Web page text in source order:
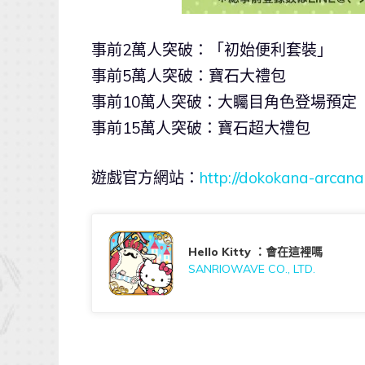
事前2萬人突破：「初始便利套裝」
事前5萬人突破：寶石大禮包
事前10萬人突破：大矚目角色登場預定
事前15萬人突破：寶石超大禮包
遊戲官方網站： http://dokokana-
Hello Kitty ：會在這裡嗎
SANRIOWAVE CO., LTD.